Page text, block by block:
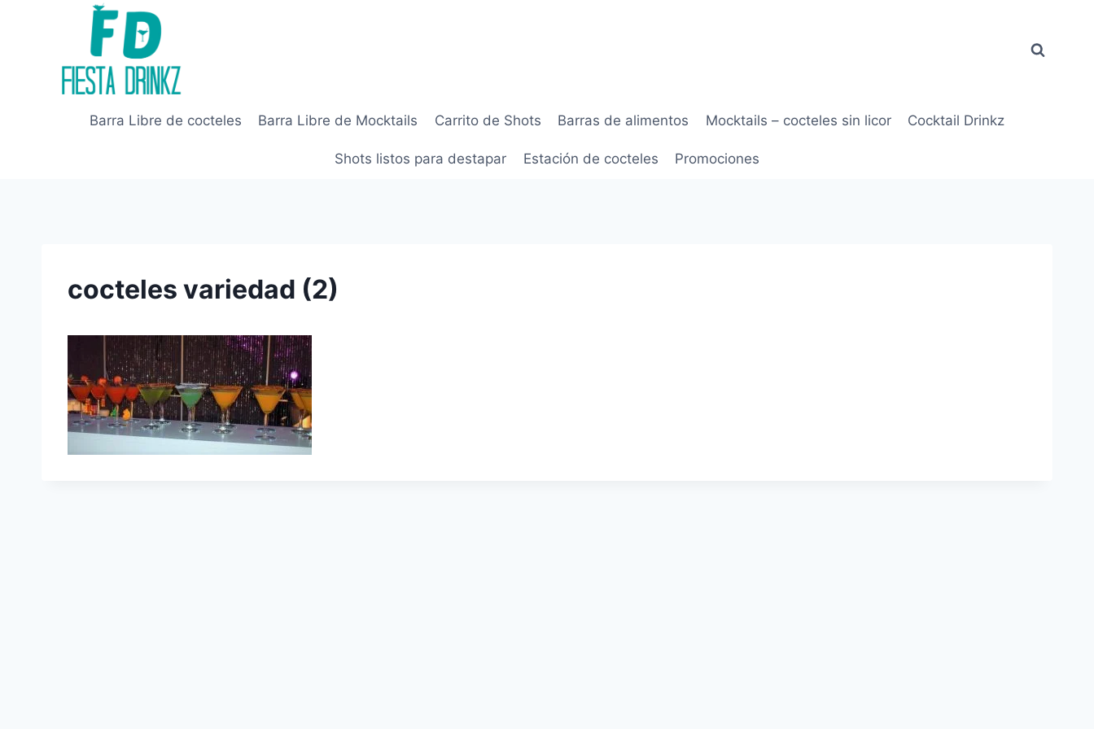
Barra Libre de cocteles Barra Libre de Mocktails Carrito de Shots Barras de alimentos Mocktails – cocteles sin licor Cocktail Drinkz
Shots listos para destapar Estación de cocteles Promociones
cocteles variedad (2)